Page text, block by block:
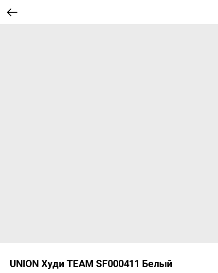
UNION Худи TEAM SF000411 Белый